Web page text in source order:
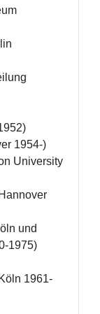
1954-)
University
und
1975)
1961-